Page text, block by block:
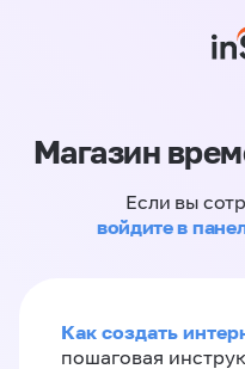
Магазин
Если вы
войдите в
Как создать
пошаговая